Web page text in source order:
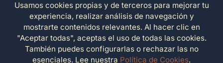
Legales
Política de Privacidad
Política de Cookies
Configuración de Cookies
Términos de Servicio
Usamos cookies propias y de terceros para mejorar tu
experiencia, realizar análisis de navegación y
mostrarte contenidos relevantes. Al hacer clic en
"Aceptar todas", aceptas el uso de todas las cookies.
También puedes configurarlas o rechazar las no
esenciales. Lee nuestra Política de Cookies.